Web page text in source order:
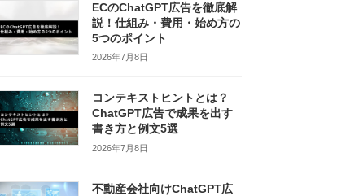
ECのChatGPT広告を徹底解
説！仕組み・費用・始め方の
5つのポイント
2026年7月8日
コンテキストヒントとは？
ChatGPT広告で成果を出す
書き方と例文5選
2026年7月8日
不動産会社向けChatGPT広